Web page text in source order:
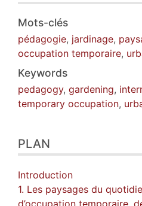
Mots-clés
pédagogie, jardinage,
occupation temporaire,
Keywords
pedagogy, gardening,
temporary occupation,
PLAN
Introduction
1. Les paysages du
d’occupation temporaire,